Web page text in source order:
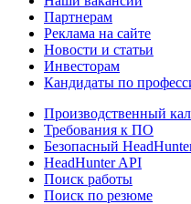
Партнерам
Реклама на сайте
Новости и статьи
Инвесторам
Кандидаты по
Производственный
Требования к ПО
Безопасный
HeadHunter API
Поиск работы
Поиск по резюме